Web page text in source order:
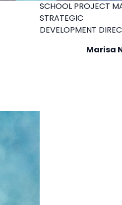
SCHOOL PROJECT
STRATEGIC
DEVELOPMENT
Marisa